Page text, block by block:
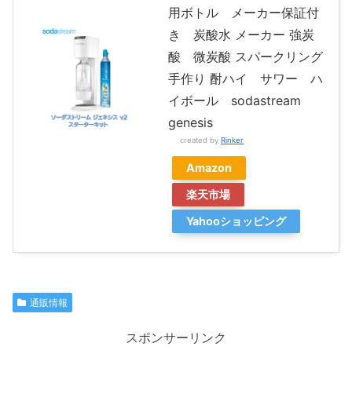
用ボトル メーカー保証付
き 炭酸水 メーカー 強炭
酸 微炭酸 スパークリング
手作り 酎ハイ サワー ハ
イボール sodastream
genesis
created by Rinker
Amazon
楽天市場
Yahooショッピング
通販情報
スポンサーリンク